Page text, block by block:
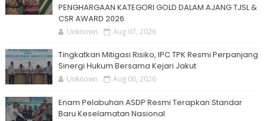
PENGHARGAAN KATEGORI GOLD DALAM AJANG TJSL &
CSR AWARD 2026
Unknown Aug 07, 2026
Tingkatkan Mitigasi Risiko, IPC TPK Resmi Perpanjang
Sinergi Hukum Bersama Kejari Jakut
Unknown Aug 06, 2026
Enam Pelabuhan ASDP Resmi Terapkan Standar
Baru Keselamatan Nasional